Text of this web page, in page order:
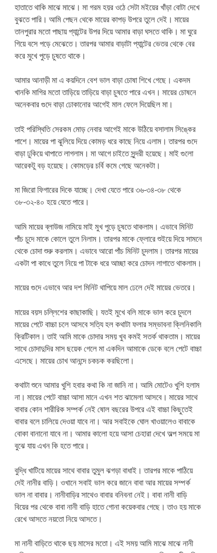
হাতাতে থাকি মাঝে মাঝে। মা গরম হয়র ওঠে সেটা মইয়ের খাঁড়া বোটা দেখে
বুঝতে পারি। আমি পেছন থেকে মায়ের কাপড় উপরে তুলে দেই। মায়ের
তানপুরার মতো পাছায় প্যান্টের উপর দিয়ে আমার বাড়া ঘসতে থাকি। মা ঘুরে
গিয়ে বসে পড়ে মেঝেতে। তারপর আমার বাড়াটা প্যান্টের ভেতর থেকে বের
করে মুখে পুড়ে চুষতে থাকে।
আমার আনাড়ী মা এ কয়দিনে বেশ ভাল বাড়া চোষা শিখে গেছে। একদম
খানকি মাগির মতো তাড়িয়ে তাড়িয়ে বাড়া চুষতে পারে এখন। মায়ের চোষনে
অনেকবার গুদে বাড়া ঢোকানোর আগেই মাল ফেলে দিয়েছিল মা।
তাই পরিস্থিতি সেরকম মোড় নেবার আগেই মাকে উঠিয়ে বসালাম সিঙ্কের
পাশে। মায়ের পা ঝুলিয়ে দিয়ে কোমড় ধরে কাছে নিয়ে এলাম। তারপর গুদে
বাড়া ঢুকিয়ে থাপাতে লাগলাম। মা আগে চাইতে সুন্দরী হয়েছে। মাই গুলো
আরেকটু বড় হয়েছে। কোমড়ের চর্বি কমে গেছে অনেকটা।
মা জিরো ফিগারের দিকে যাচ্ছে। দেখা যেতে পারে ৩৬-৩৪-৩৮ থেকে
৩৮-৩২-৪০ হয়ে যেতে পারে।
আমি মায়ের ব্লাউজ নামিয়ে মাই মুখ পুড়ে চুষতে থাকলাম। এভাবে মিনিট
পাঁচ চুদে মাকে কোলে তুলে নিলাম। তারপর মাকে ফ্লোরে শুইয়ে দিয়ে সামনে
থেকে চোদা শুরু করলাম। এভাবে আরো পাঁচ মিনিট চুদলাম। তারপর মায়ের
একটা পা কাধে তুলে নিয়ে পা টাকে ধরে আচ্ছা করে চোদন লাগাতে থাকলাম।
মায়ের গুদে এভাবে আর দশ মিনিট থাপিয়ে মাল ঢেলে দেই মায়ের ভেতরে।
মায়ের বয়স চল্লিশের কাছাকাছি। যতই মুখে বলি মাকে ভাল করে চুদলে
মায়ের পেটে বাচ্চা চলে আসবে সত্যি হল কথাটা ফলার সম্ভাবনা ক্লিনিকালি
ক্রিটিকাল। তাই আমি মাকে চোদার সময় খুব কমই সতর্ক থাকতাম। মায়ের
সাথে চোদাদুদির মাস ছয়েক গেলে মা একদিন আমাকে ডেকে বলে পেটে বাচ্চা
এসেছে। মায়ের চোখ আনন্দে চকচক করছিলো।
কথাটা শুনে আমার খুশি হবার কথা কি না জানি না। আমি মোটেও খুশি হলাম
না। মায়ের পেটে বাচ্চা আসা মানে এখন শত ঝামেলা আসবে। মায়ের সাথে
বাবার কোন শারীরিক সম্পর্ক নেই ষোল বছরের উপরে এই বাচ্চা কিছুতেই
বাবার বলে চালিয়ে দেওয়া যাবে না। আর সবাইকে ঘোল খাওয়ালেও বাবাকে
বোকা বানানো যাবে না। আমার কালো হয়ে আসা চেহারা দেখে অল্প সময়ে মা
বুঝে যায় এখন কি হতে পারে।
বুদ্ধি খাটিয়ে মায়ের সাথে বাবার তুমুল ঝগড়া বাধাই। তারপর মাকে পাঠিয়ে
দেই নানীর বাড়ি। ওখানে সবাই ভাল করে জানে বাবা আর মায়ের সম্পর্ক
ভাল না বাবার। নানীবাড়ির সাথেও বাবার বনিবনা নেই। বাবা নানী বাড়ি
বিয়ের পর থেকে বাবা নানী বাড়ি হাতে গোনা কয়েকবার গেছে। তাও হয় মাকে
রেখে আসতে নয়তো নিয়ে আসতে।
মা নানী বাড়িতে থাকে ছয় মাসের মতো। এই সময় আমি মাঝে মাঝে নানী